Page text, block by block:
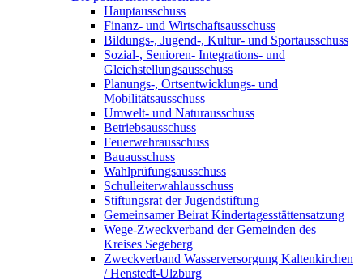
Hauptausschuss
Finanz- und Wirtschaftsausschuss
Bildungs-, Jugend-, Kultur- und Sportausschuss
Sozial-, Senioren- Integrations- und
Gleichstellungsausschuss
Planungs-, Ortsentwicklungs- und
Mobilitätsausschuss
Umwelt- und Naturausschuss
Betriebsausschuss
Feuerwehrausschuss
Bauausschuss
Wahlprüfungsausschuss
Schulleiterwahlausschuss
Stiftungsrat der Jugendstiftung
Gemeinsamer Beirat Kindertagesstättensatzung
Wege-Zweckverband der Gemeinden des
Kreises Segeberg
Zweckverband Wasserversorgung Kaltenkirchen
/ Henstedt-Ulzburg